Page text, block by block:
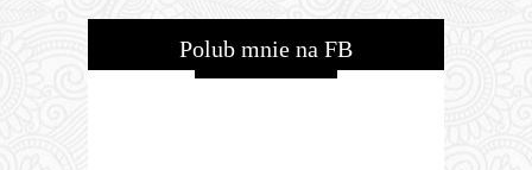
Polub mnie na FB